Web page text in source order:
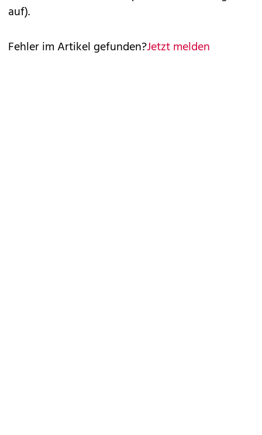
auf).
Fehler im Artikel gefunden?Jetzt melden